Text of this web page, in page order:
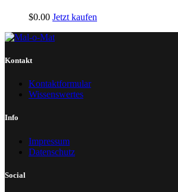
$0.00 Jetzt kaufen
Kontakt
Kontaktformular
Wissenswertes
Info
Impressum
Datenschutz
Social